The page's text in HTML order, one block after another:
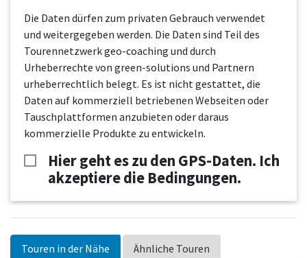
Die Daten dürfen zum privaten Gebrauch verwendet
und weitergegeben werden. Die Daten sind Teil des
Tourennetzwerk geo-coaching und durch
Urheberrechte von green-solutions und Partnern
urheberrechtlich belegt. Es ist nicht gestattet, die
Daten auf kommerziell betriebenen Webseiten oder
Tauschplattformen anzubieten oder daraus
kommerzielle Produkte zu entwickeln.
Hier geht es zu den GPS-Daten. Ich
akzeptiere die Bedingungen.
Touren in der Nähe Ähnliche Touren